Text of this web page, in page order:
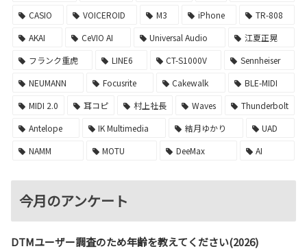
CASIO
VOICEROID M3 iPhone
TR-808
AKAI
CeVIO AI Universal Audio
江夏正晃
フランク重虎
LINE6 CT-S1000V
Sennheiser
NEUMANN
Focusrite Cakewalk
BLE-MIDI
MIDI 2.0
耳コピ 村上社長 Waves
Thunderbolt
Antelope
IK Multimedia 結月ゆかり
UAD
NAMM
MOTU DeeMax AI
今月のアンケート
DTMユーザー調査のため年齢を教えてください(2026)